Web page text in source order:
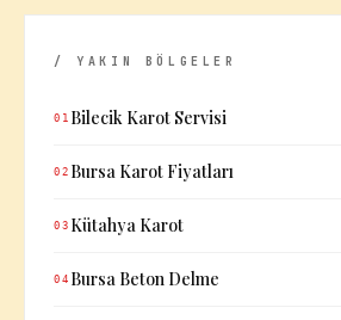
/ YAKIN BÖLGELER
01 Bilecik Karot Servisi
02 Bursa Karot Fiyatları
03 Kütahya Karot
04 Bursa Beton Delme